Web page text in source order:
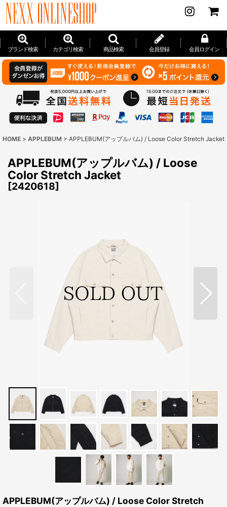
ブランド検索 カテゴリ検索 商品検索 会員登録 会員ログイン
HOME > APPLEBUM > APPLEBUM(アップルバム) / Loose Color Stretch Jacket
APPLEBUM(アップルバム) / Loose
Color Stretch Jacket
[2420618]
APPLEBUM(アップルバム) / Loose Color Stretch